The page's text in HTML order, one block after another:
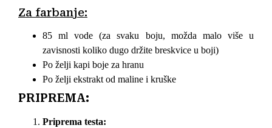
Za farbanje:
85 ml vode (za svaku boju, možda malo više u
zavisnosti koliko dugo držite breskvice u boji)
Po želji kapi boje za hranu
Po želji ekstrakt od maline i kruške
PRIPREMA:
Priprema testa: